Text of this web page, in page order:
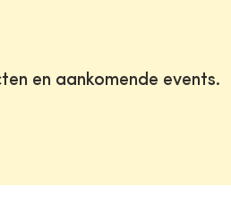
en aankomende events.